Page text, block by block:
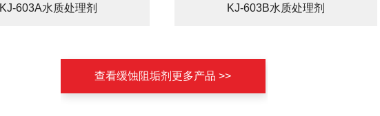
KJ-603A水质处理剂 KJ-603B水质处理剂
查看缓蚀阻垢剂更多产品 >>